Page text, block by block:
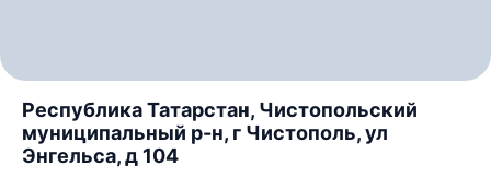
Республика Татарстан, Чистопольский
муниципальный р-н, г Чистополь, ул
Энгельса, д 104